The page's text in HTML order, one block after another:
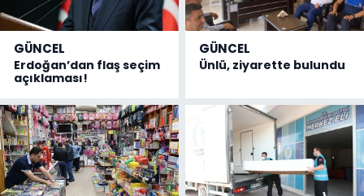
GÜNCEL
Erdoğan’dan flaş seçim
açıklaması!
GÜNCEL
Ünlü, ziyarette bulundu